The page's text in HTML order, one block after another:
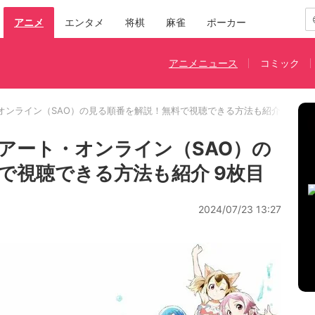
アニメ エンタメ 将棋 麻雀 ポーカー
アニメニュース コミック
ンライン（SAO）の見る順番を解説！無料で視聴できる方法も紹介
ート・オンライン（SAO）の
視聴できる方法も紹介 9枚目
2024/07/23 13:27